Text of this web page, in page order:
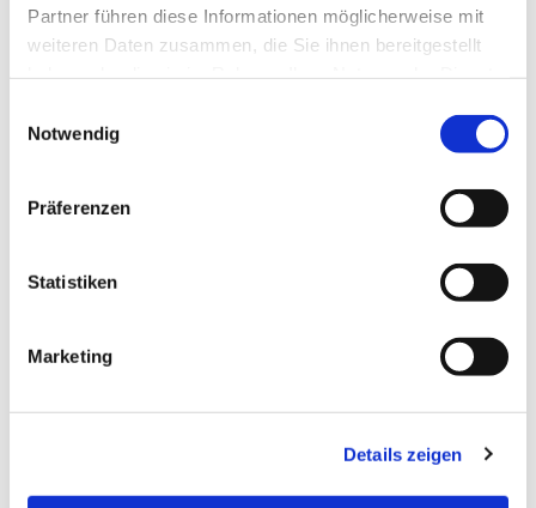
Partner führen diese Informationen möglicherweise mit
weiteren Daten zusammen, die Sie ihnen bereitgestellt
Notwendig
Präferenzen
Statistiken
Marketing
Details zeigen